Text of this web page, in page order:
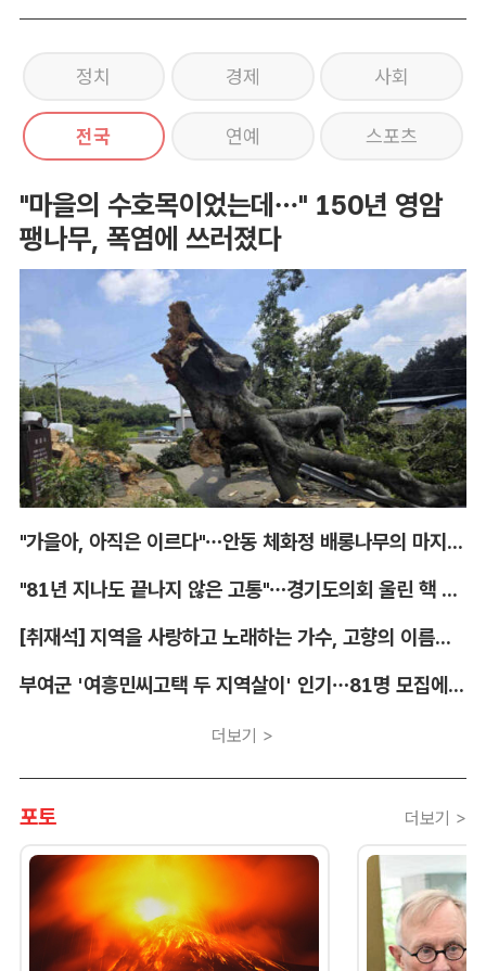
정치 경제 사회
전국 연예 스포츠
"마을의 수호목이었는데…" 150년 영암
팽나무, 폭염에 쓰러졌다
"가을아, 아직은 이르다"…안동 체화정 배롱나무의 마지막 여름
"81년 지나도 끝나지 않은 고통"…경기도의회 울린 핵 피해자의 증언
[취재석] 지역을 사랑하고 노래하는 가수, 고향의 이름을 남긴다
부여군 '여흥민씨고택 두 지역살이' 인기…81명 모집에 712명 몰려
더보기 >
포토 더보기 >